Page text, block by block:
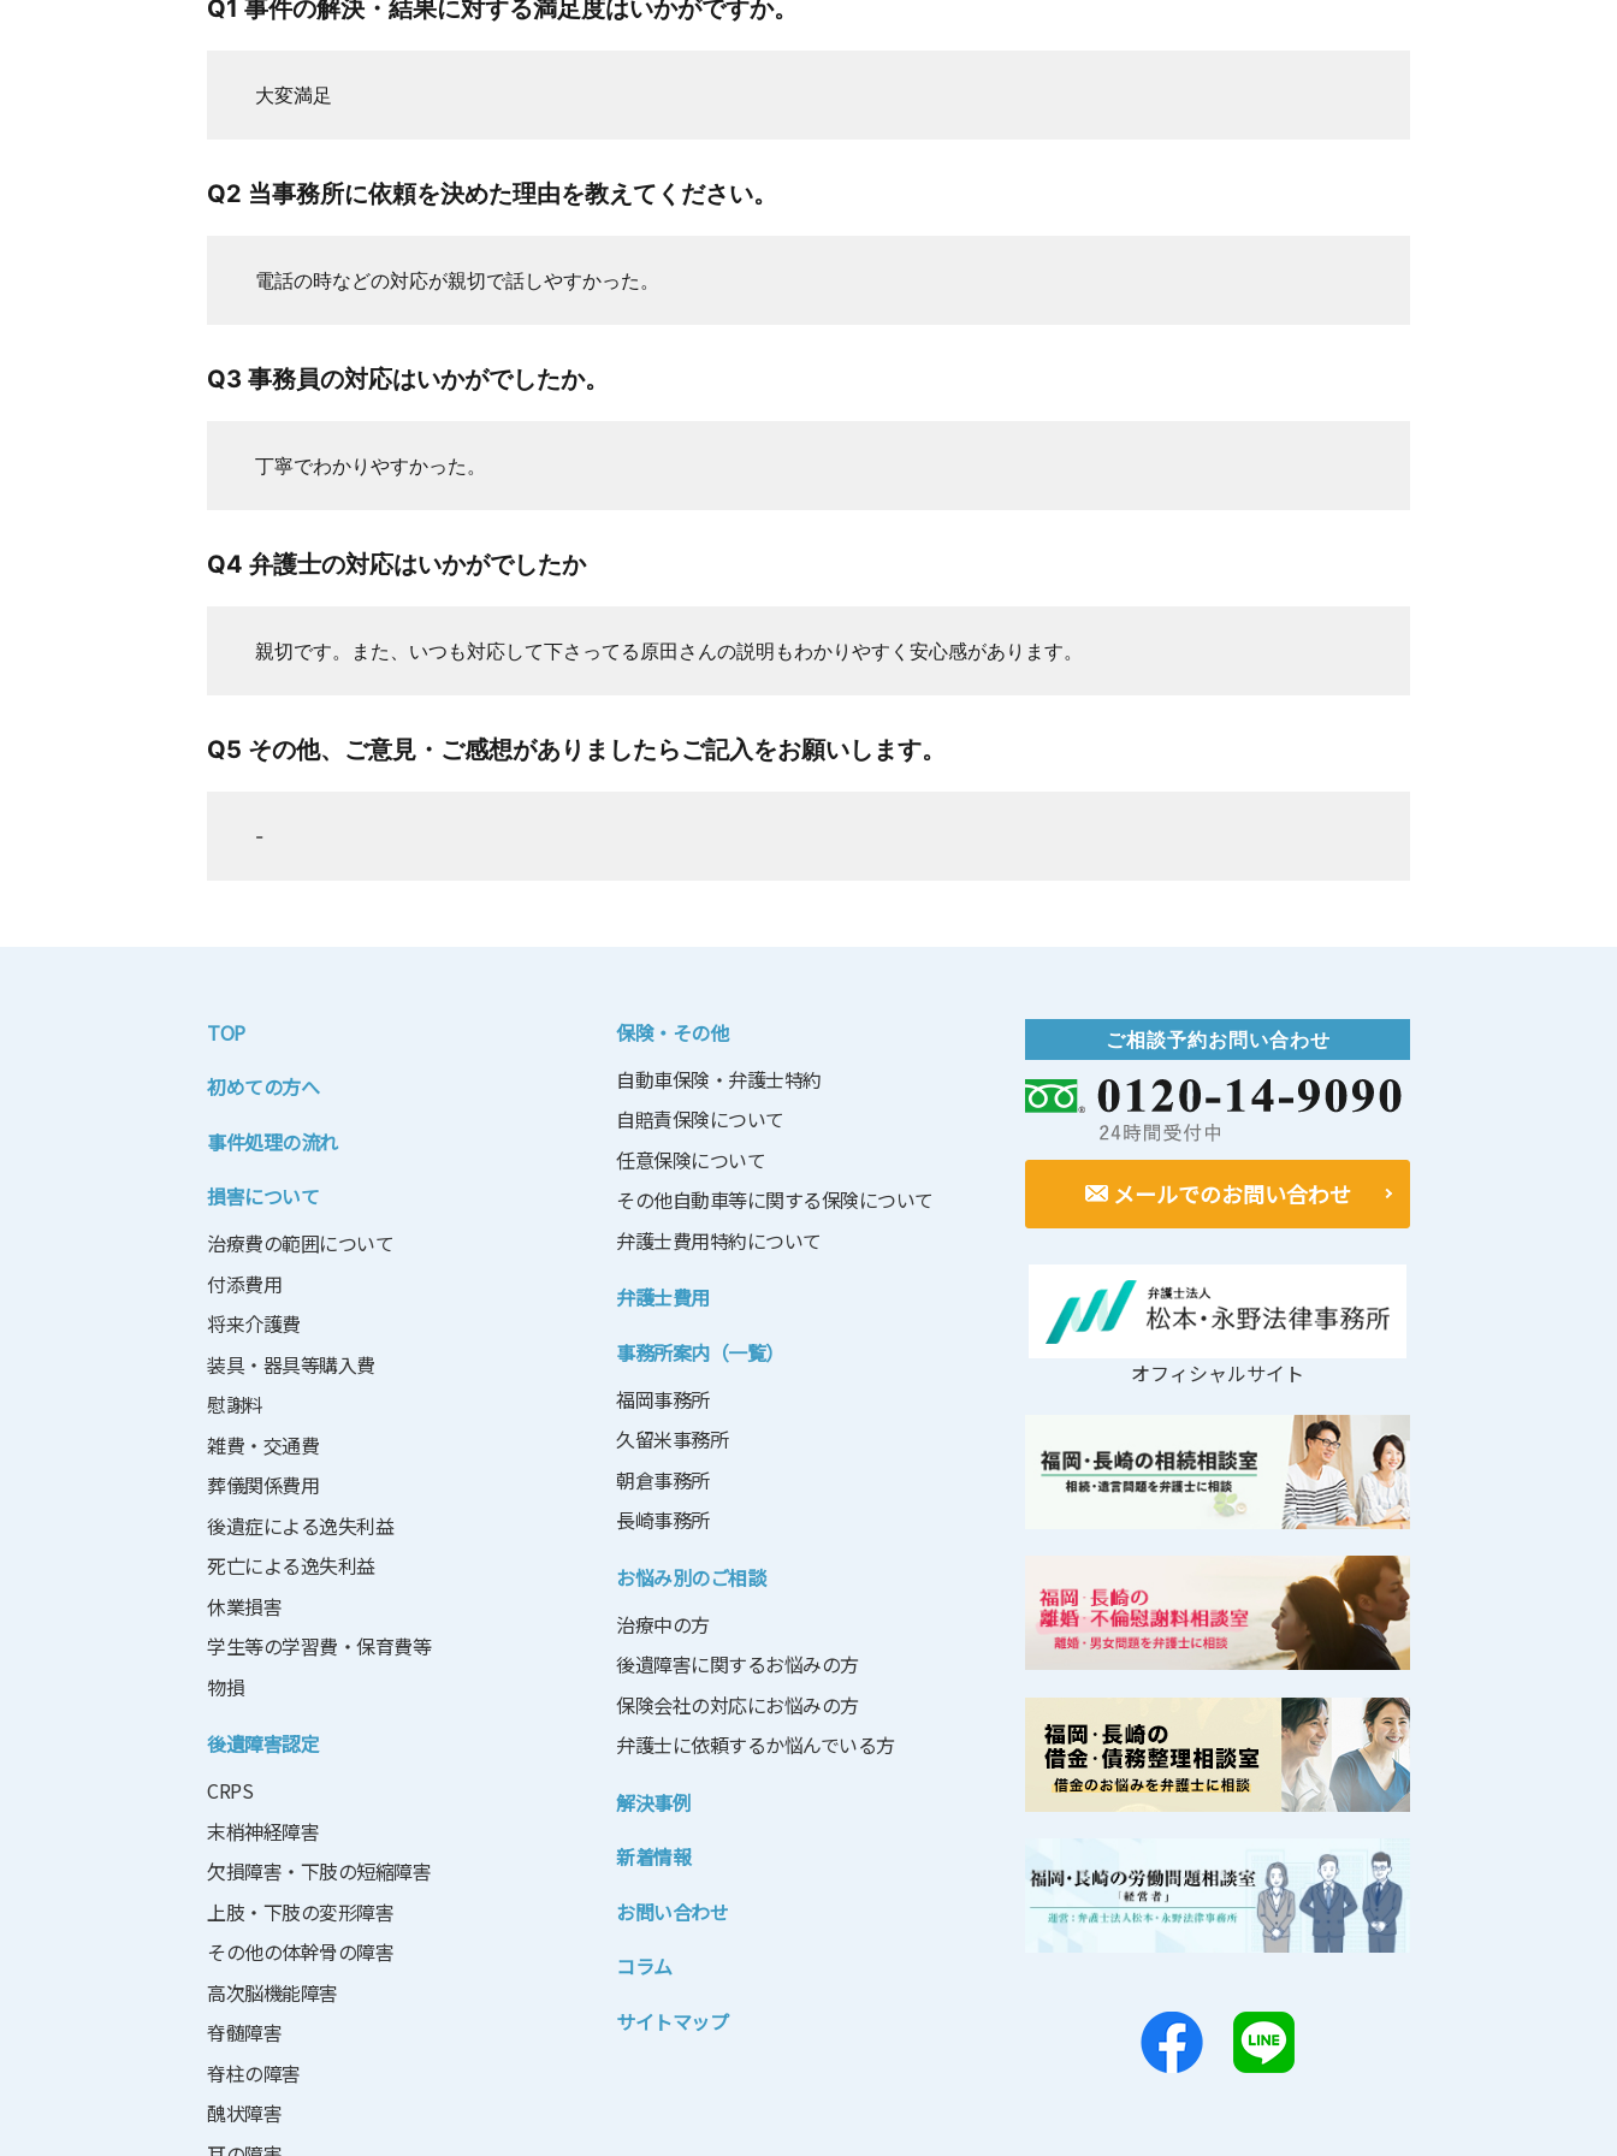
Q1 事件の解決・結果に対する満足度はいかがですか。
大変満足
Q2 当事務所に依頼を決めた理由を教えてください。
電話の時などの対応が親切で話しやすかった。
Q3 事務員の対応はいかがでしたか。
丁寧でわかりやすかった。
Q4 弁護士の対応はいかがでしたか
親切です。また、いつも対応して下さってる原田さんの説明もわかりやすく安心感があります。
Q5 その他、ご意見・ご感想がありましたらご記入をお願いします。
-
TOP
初めての方へ
事件処理の流れ
損害について
治療費の範囲について
付添費用
将来介護費
装具・器具等購入費
慰謝料
雑費・交通費
葬儀関係費用
後遺症による逸失利益
死亡による逸失利益
休業損害
学生等の学習費・保育費等
物損
後遺障害認定
CRPS
末梢神経障害
欠損障害・下肢の短縮障害
上肢・下肢の変形障害
その他の体幹骨の障害
高次脳機能障害
脊髄障害
脊柱の障害
醜状障害
保険・その他
自動車保険・弁護士特約
自賠責保険について
任意保険について
その他自動車等に関する保険について
弁護士費用特約について
弁護士費用
事務所案内（一覧）
福岡事務所
久留米事務所
朝倉事務所
長崎事務所
お悩み別のご相談
治療中の方
後遺障害に関するお悩みの方
保険会社の対応にお悩みの方
弁護士に依頼するか悩んでいる方
解決事例
新着情報
お問い合わせ
コラム
サイトマップ
ご相談予約お問い合わせ
メールでのお問い合わせ
オフィシャルサイト